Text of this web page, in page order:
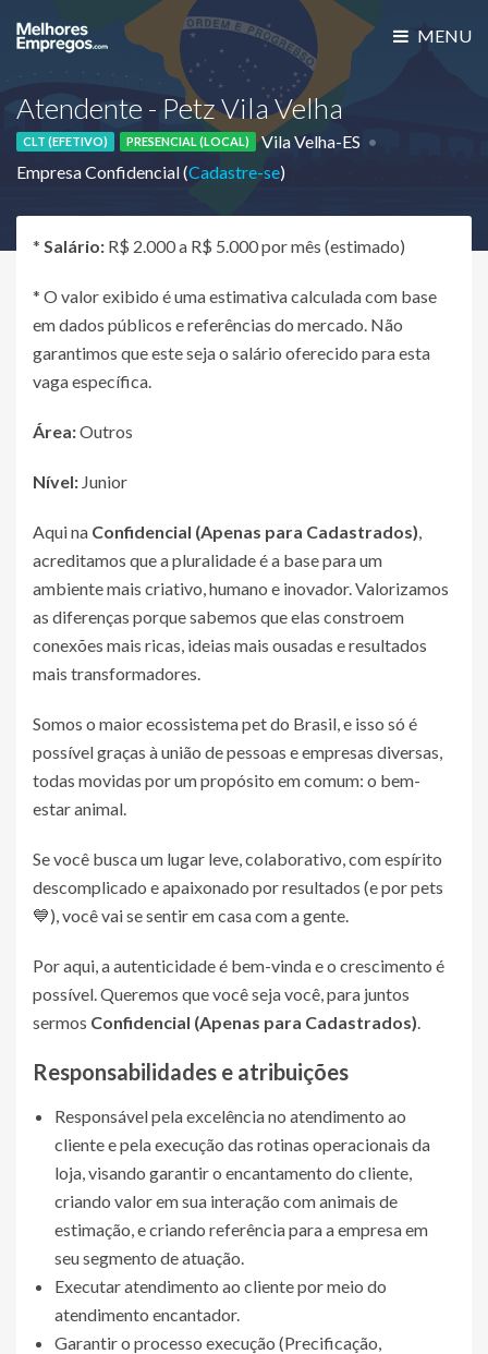
MENU
Atendente - Petz Vila Velha
CLT (EFETIVO) PRESENCIAL (LOCAL)
Vila Velha-ES
Empresa Confidencial (Cadastre-se)
* Salário: R$ 2.000 a R$ 5.000 por mês (estimado)
* O valor exibido é uma estimativa calculada com base
em dados públicos e referências do mercado. Não
garantimos que este seja o salário oferecido para esta
vaga específica.
Área:Outros
Nível: Junior
Aqui na Confidencial (Apenas para Cadastrados),
acreditamos que a pluralidade é a base para um
ambiente mais criativo, humano e inovador. Valorizamos
as diferenças porque sabemos que elas constroem
conexões mais ricas, ideias mais ousadas e resultados
mais transformadores.
Somos o maior ecossistema pet do Brasil, e isso só é
possível graças à união de pessoas e empresas diversas,
todas movidas por um propósito em comum: o bem-
estar animal.
Se você busca um lugar leve, colaborativo, com espírito
descomplicado e apaixonado por resultados (e por pets
💙), você vai se sentir em casa com a gente.
Por aqui, a autenticidade é bem-vinda e o crescimento é
possível. Queremos que você seja você, para juntos
sermos Confidencial (Apenas para Cadastrados).
Responsabilidades e atribuições
Responsável pela excelência no atendimento ao
cliente e pela execução das rotinas operacionais da
loja, visando garantir o encantamento do cliente,
criando valor em sua interação com animais de
estimação, e criando referência para a empresa em
seu segmento de atuação.
Executar atendimento ao cliente por meio do
atendimento encantador.
Garantir o processo execução (Precificação,